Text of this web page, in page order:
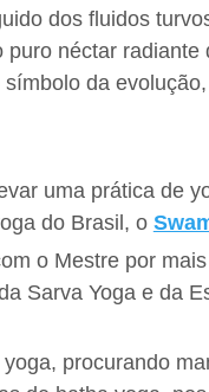
dos fluidos
néctar radiante
da
uma prática de
do Brasil, o
o Mestre por
Sarva Yoga e da
procurando